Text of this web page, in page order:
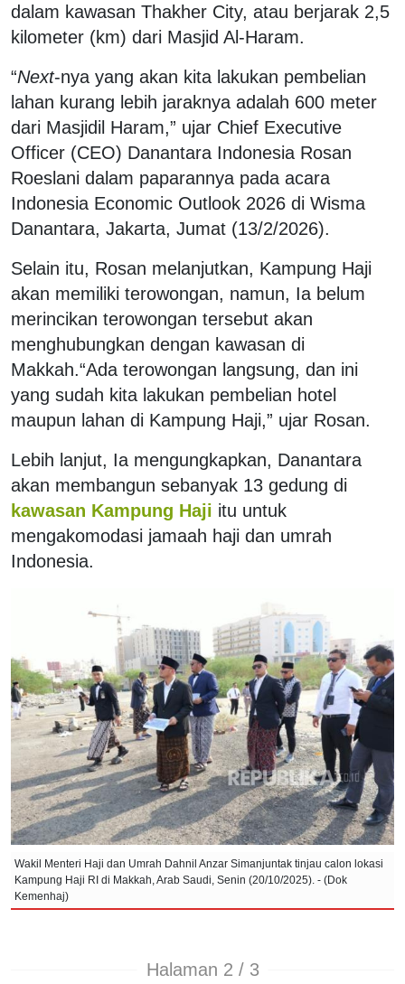
dalam kawasan Thakher City, atau berjarak 2,5
kilometer (km) dari Masjid Al-Haram.
“Next-nya yang akan kita lakukan pembelian
lahan kurang lebih jaraknya adalah 600 meter
dari Masjidil Haram,” ujar Chief Executive
Officer (CEO) Danantara Indonesia Rosan
Roeslani dalam paparannya pada acara
Indonesia Economic Outlook 2026 di Wisma
Danantara, Jakarta, Jumat (13/2/2026).
Selain itu, Rosan melanjutkan, Kampung Haji
akan memiliki terowongan, namun, Ia belum
merincikan terowongan tersebut akan
menghubungkan dengan kawasan di
Makkah.“Ada terowongan langsung, dan ini
yang sudah kita lakukan pembelian hotel
maupun lahan di Kampung Haji,” ujar Rosan.
Lebih lanjut, Ia mengungkapkan, Danantara
akan membangun sebanyak 13 gedung di
kawasan Kampung Haji itu untuk
mengakomodasi jamaah haji dan umrah
Indonesia.
Wakil Menteri Haji dan Umrah Dahnil Anzar Simanjuntak tinjau calon lokasi
Kampung Haji RI di Makkah, Arab Saudi, Senin (20/10/2025). - (Dok
Kemenhaj)
Halaman 2 / 3